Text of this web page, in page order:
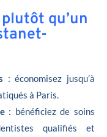
qu’un
: économisez jusqu’à
à Paris.
: bénéficiez de soins
qualifiés et